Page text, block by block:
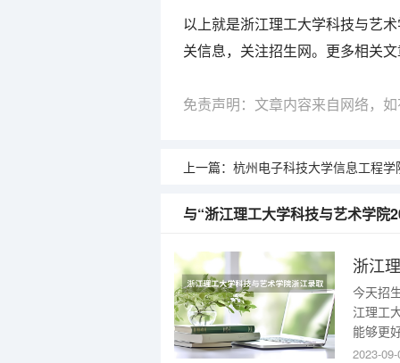
以上就是浙江理工大学科技与艺
关信息，关注招生网。更多相关
免责声明：文章内容来自网络，
上一篇： 杭州电子科技大学信息工程学院2024年的招
与“浙江理工大学科技与艺术学院
今天招
江理工
能够更
是多少
2023-